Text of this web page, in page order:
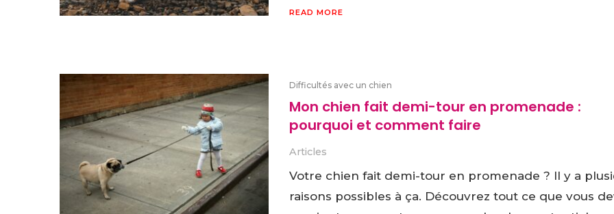
READ MORE
Difficultés avec un chien
Mon chien fait demi-tour en promenade :
pourquoi et comment faire
Articles
Votre chien fait demi-tour en promenade ? Il y a
raisons possibles à ça. Découvrez tout ce que vous